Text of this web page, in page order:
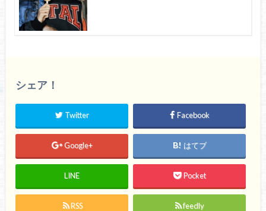
シェア！
Twitter Facebook
Google+ はてブ
LINE Pocket
RSS feedly